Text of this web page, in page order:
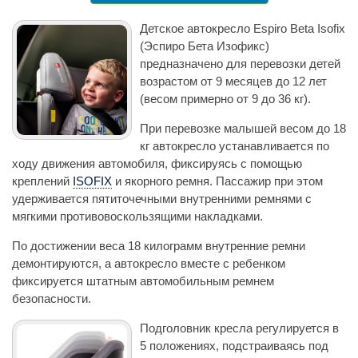
Детское автокресло Espiro Beta Isofix
(Эспиро Бета Изофикс)
предназначено для перевозки детей
возрастом от 9 месяцев до 12 лет
(весом примерно от 9 до 36 кг).
При перевозке малышей весом до 18
кг автокресло устанавливается по
ходу движения автомобиля, фиксируясь с помощью
креплений ISOFIX и якорного ремня. Пассажир при этом
удерживается пятиточечными внутренними ремнями с
мягкими противовоскользящими накладками.
По достижении веса 18 килограмм внутренние ремни
демонтируются, а автокресло вместе с ребенком
фиксируется штатным автомобильным ремнем
безопасности.
Подголовник кресла регулируется в
5 положениях, подстраиваясь под